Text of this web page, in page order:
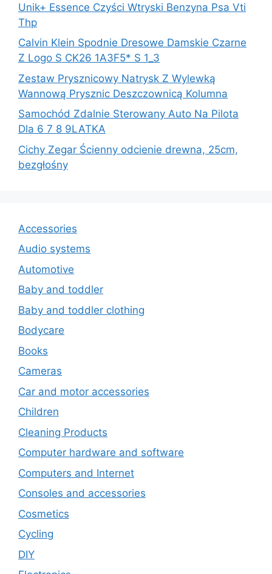
Unik+ Essence Czyści Wtryski Benzyna Psa Vti
Thp
Calvin Klein Spodnie Dresowe Damskie Czarne
Z Logo S CK26 1A3F5* S 1_3
Zestaw Prysznicowy Natrysk Z Wylewką
Wannową Prysznic Deszczownicą Kolumna
Samochód Zdalnie Sterowany Auto Na Pilota
Dla 6 7 8 9LATKA
Cichy Zegar Ścienny odcienie drewna, 25cm,
bezgłośny
Accessories
Audio systems
Automotive
Baby and toddler
Baby and toddler clothing
Bodycare
Books
Cameras
Car and motor accessories
Children
Cleaning Products
Computer hardware and software
Computers and Internet
Consoles and accessories
Cosmetics
Cycling
DIY